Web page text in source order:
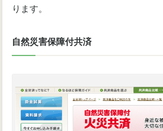
ります。
自然災害保障付共済